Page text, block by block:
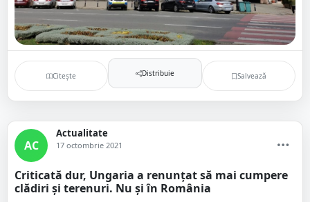
Citește Distribuie Salvează
AC
Actualitate
17 octombrie 2021
Criticată dur, Ungaria a renunțat să mai cumpere
clădiri și terenuri. Nu și în România